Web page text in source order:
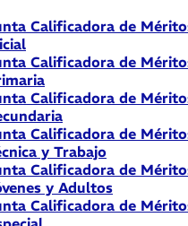
Calificadora de
Calificadora de
Calificadora de
Calificadora de
y Trabajo
Calificadora de
y Adultos
Calificadora de